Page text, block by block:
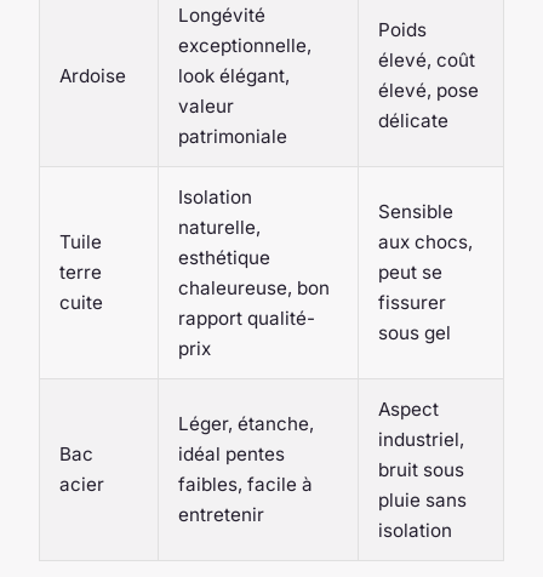
Ardoise
Longévité
exceptionnelle,
look élégant,
valeur
patrimoniale
Poids
élevé, coût
élevé, pose
délicate
Tuile
terre
cuite
Isolation
naturelle,
esthétique
chaleureuse, bon
rapport qualité-
prix
Sensible
aux chocs,
peut se
fissurer
sous gel
Bac
acier
Léger, étanche,
idéal pentes
faibles, facile à
entretenir
Aspect
industriel,
bruit sous
pluie sans
isolation